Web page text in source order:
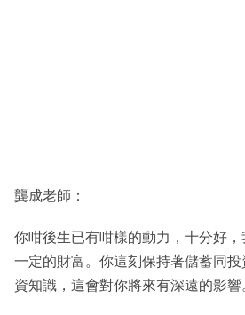
龔成老師：
你咁後生已有咁樣的動力，十分好，
一定的財富。你這刻保持著儲蓄同
資知識，這會對你將來有深遠的影響